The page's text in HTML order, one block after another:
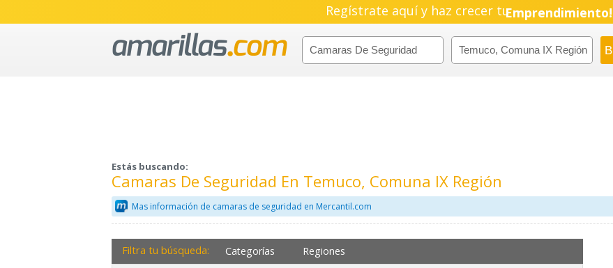
Regístrate aquí y haz crecer tuPyme!
Emprendimiento!
Estás buscando:
Camaras De Seguridad En Temuco, Comuna IX Región
Mas información de camaras de seguridad en Mercantil.com
Filtra tu búsqueda: Categorías Regiones